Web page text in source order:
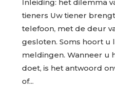
Inleiding: het dilemma
tieners Uw tiener
telefoon, met de deur
gesloten. Soms hoort u
meldingen. Wanneer u
doet, is het antwoord
of...